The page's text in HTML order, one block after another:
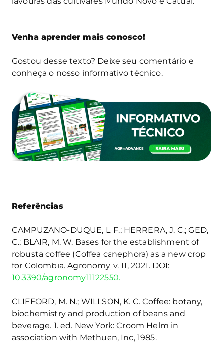
Venha aprender mais conosco!
Gostou desse texto? Deixe seu comentário e
conheça o nosso informativo técnico.
Referências
CAMPUZANO-DUQUE, L. F.; HERRERA, J. C.; GED,
C.; BLAIR, M. W. Bases for the establishment of
robusta coffee (Coffea canephora) as a new crop
for Colombia. Agronomy, v. 11, 2021. DOI:
10.3390/agronomy11122550.
CLIFFORD, M. N.; WILLSON, K. C. Coffee: botany,
biochemistry and production of beans and
beverage. 1. ed. New York: Croom Helm in
association with Methuen, Inc, 1985.